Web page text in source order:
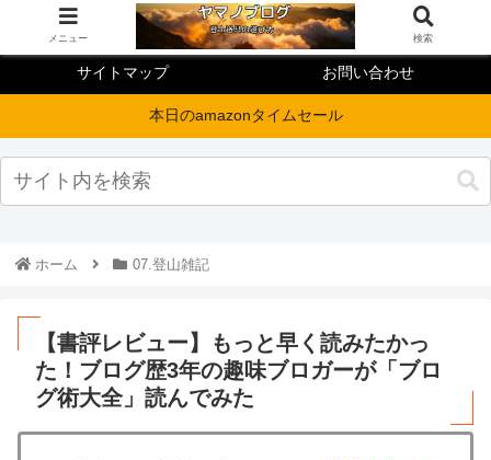
サイトマップ お問い合わせ
本日のamazonタイムセール
ホーム 07.登山雑記
【書評レビュー】もっと早く読みたかっ
た！ブログ歴3年の趣味ブロガーが「ブロ
グ術大全」読んでみた
メニュー 検索